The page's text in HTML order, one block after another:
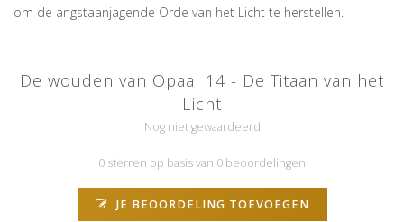
om de angstaanjagende Orde van het Licht te herstellen.
De wouden van Opaal 14 - De Titaan van het
Licht
Nog niet gewaardeerd
0 sterren op basis van 0 beoordelingen
JE BEOORDELING TOEVOEGEN